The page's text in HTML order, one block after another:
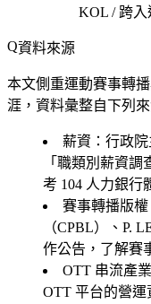
KOL / 跨
資料來源
本文側重運動賽事轉
涯，資料彙整自下列
薪資 ：行政
「職類別薪資
考 104 人力銀行
賽事轉播版權
（CPBL）、P.
作公告，了解賽
OTT 串流產業
OTT 平台的營運